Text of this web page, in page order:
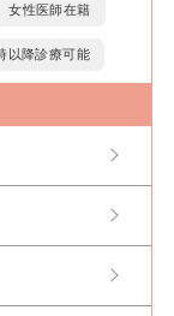
女性医師在籍
以降診療可能